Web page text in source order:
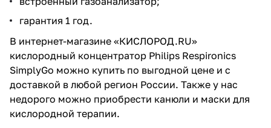
гарантия 1 год.
В интернет-магазине «КИСЛОРОД.RU»
кислородный концентратор Philips Respironics
SimplyGo можно купить по выгодной цене и с
доставкой в любой регион России. Также у нас
недорого можно приобрести канюли и маски для
кислородной терапии.